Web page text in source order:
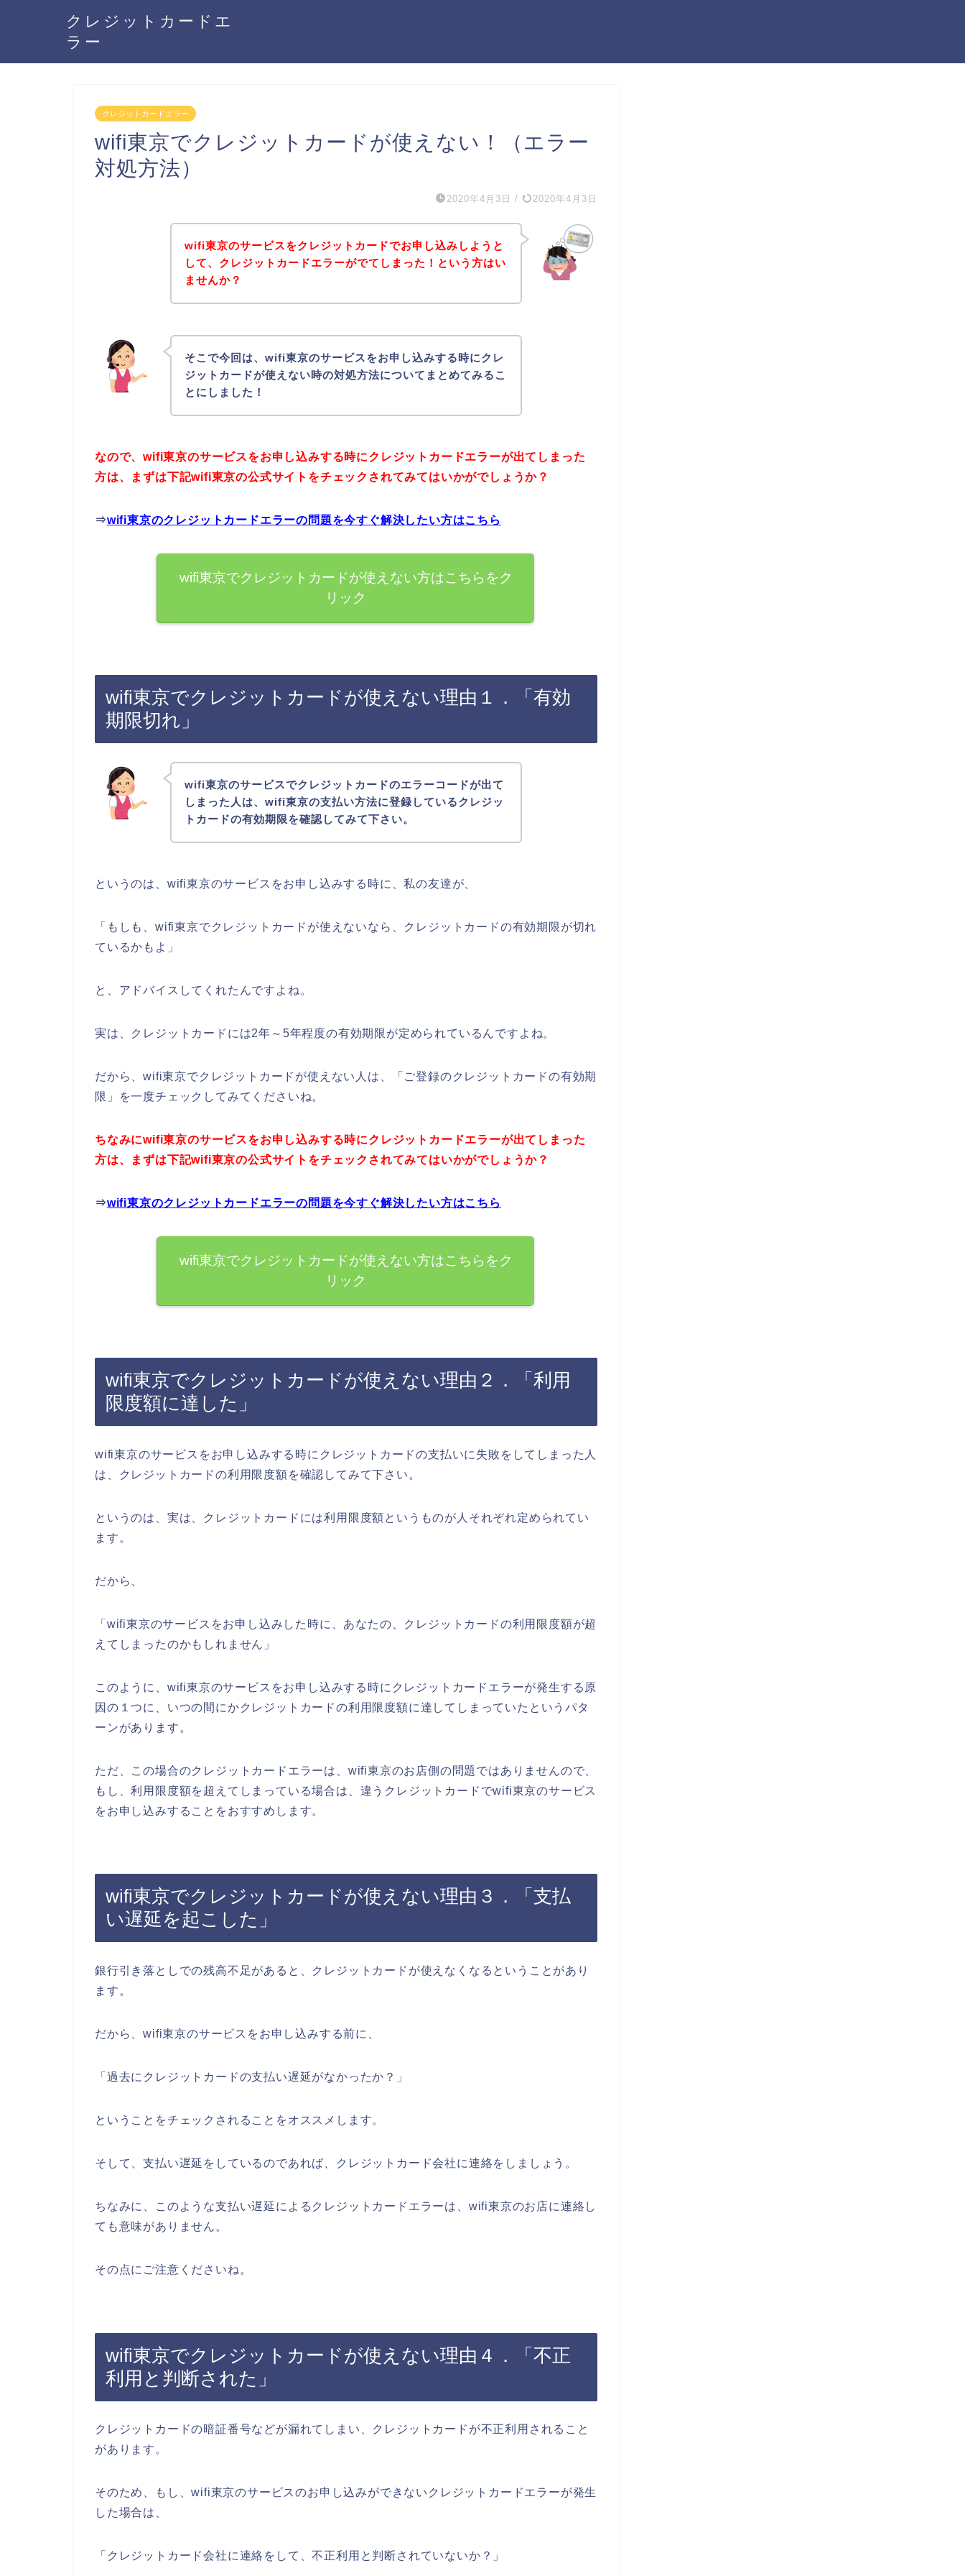
クレジットカードエ
ラー
クレジットカードエラー
wifi東京でクレジットカードが使えない！（エラー
対処方法）
2020年4月3日 / 2020年4月3日
wifi東京のサービスをクレジットカードでお申し込みしようと
して、クレジットカードエラーがでてしまった！という方はい
ませんか？
そこで今回は、wifi東京のサービスをお申し込みする時にクレ
ジットカードが使えない時の対処方法についてまとめてみるこ
とにしました！
なので、wifi東京のサービスをお申し込みする時にクレジットカードエラーが出てしまった
方は、まずは下記wifi東京の公式サイトをチェックされてみてはいかがでしょうか？
⇒wifi東京のクレジットカードエラーの問題を今すぐ解決したい方はこちら
wifi東京でクレジットカードが使えない方はこちらをク
リック
wifi東京でクレジットカードが使えない理由１．「有効
期限切れ」
wifi東京のサービスでクレジットカードのエラーコードが出て
しまった人は、wifi東京の支払い方法に登録しているクレジッ
トカードの有効期限を確認してみて下さい。
というのは、wifi東京のサービスをお申し込みする時に、私の友達が、
「もしも、wifi東京でクレジットカードが使えないなら、クレジットカードの有効期限が切れ
ているかもよ」
と、アドバイスしてくれたんですよね。
実は、クレジットカードには2年～5年程度の有効期限が定められているんですよね。
だから、wifi東京でクレジットカードが使えない人は、「ご登録のクレジットカードの有効期
限」を一度チェックしてみてくださいね。
ちなみにwifi東京のサービスをお申し込みする時にクレジットカードエラーが出てしまった
方は、まずは下記wifi東京の公式サイトをチェックされてみてはいかがでしょうか？
⇒wifi東京のクレジットカードエラーの問題を今すぐ解決したい方はこちら
wifi東京でクレジットカードが使えない方はこちらをク
リック
wifi東京でクレジットカードが使えない理由２．「利用
限度額に達した」
wifi東京のサービスをお申し込みする時にクレジットカードの支払いに失敗をしてしまった人
は、クレジットカードの利用限度額を確認してみて下さい。
というのは、実は、クレジットカードには利用限度額というものが人それぞれ定められてい
ます。
だから、
「wifi東京のサービスをお申し込みした時に、あなたの、クレジットカードの利用限度額が超
えてしまったのかもしれません」
このように、wifi東京のサービスをお申し込みする時にクレジットカードエラーが発生する原
因の１つに、いつの間にかクレジットカードの利用限度額に達してしまっていたというパタ
ーンがあります。
ただ、この場合のクレジットカードエラーは、wifi東京のお店側の問題ではありませんので、
もし、利用限度額を超えてしまっている場合は、違うクレジットカードでwifi東京のサービス
をお申し込みすることをおすすめします。
wifi東京でクレジットカードが使えない理由３．「支払
い遅延を起こした」
銀行引き落としでの残高不足があると、クレジットカードが使えなくなるということがあり
ます。
だから、wifi東京のサービスをお申し込みする前に、
「過去にクレジットカードの支払い遅延がなかったか？」
ということをチェックされることをオススメします。
そして、支払い遅延をしているのであれば、クレジットカード会社に連絡をしましょう。
ちなみに、このような支払い遅延によるクレジットカードエラーは、wifi東京のお店に連絡し
ても意味がありません。
その点にご注意くださいね。
wifi東京でクレジットカードが使えない理由４．「不正
利用と判断された」
クレジットカードの暗証番号などが漏れてしまい、クレジットカードが不正利用されること
があります。
そのため、もし、wifi東京のサービスのお申し込みができないクレジットカードエラーが発生
した場合は、
「クレジットカード会社に連絡をして、不正利用と判断されていないか？」